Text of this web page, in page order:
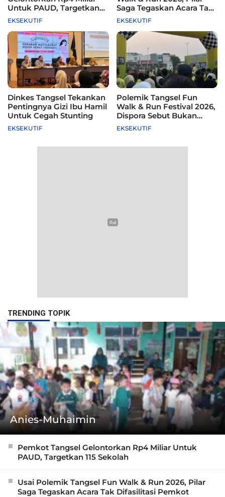
Untuk PAUD, Targetkan
115 Sekolah
EKSEKUTIF
Saga Tegaskan Acara Tak
Difasilitasi Pemkot
EKSEKUTIF
Dinkes Tangsel Tekankan
Pentingnya Gizi Ibu Hamil
Untuk Cegah Stunting
EKSEKUTIF
Polemik Tangsel Fun
Walk & Run Festival 2026,
Dispora Sebut Bukan
Agenda Pemkot
EKSEKUTIF
TRENDING TOPIK
Anies-Muhaimin
Pemkot Tangsel Gelontorkan Rp4 Miliar Untuk
PAUD, Targetkan 115 Sekolah
Usai Polemik Tangsel Fun Walk & Run 2026, Pilar
Saga Tegaskan Acara Tak Difasilitasi Pemkot